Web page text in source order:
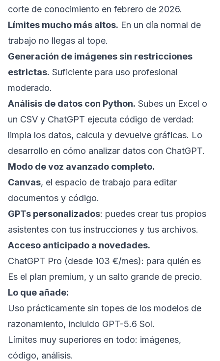
corte de conocimiento en febrero de 2026.
Límites mucho más altos. En un día normal de
trabajo no llegas al tope.
Generación de imágenes sin restricciones
estrictas. Suficiente para uso profesional
moderado.
Análisis de datos con Python. Subes un Excel o
un CSV y ChatGPT ejecuta código de verdad:
limpia los datos, calcula y devuelve gráficas. Lo
desarrollo en cómo analizar datos con ChatGPT.
Modo de voz avanzado completo.
Canvas, el espacio de trabajo para editar
documentos y código.
GPTs personalizados: puedes crear tus propios
asistentes con tus instrucciones y tus archivos.
Acceso anticipado a novedades.
ChatGPT Pro (desde 103 €/mes): para quién es
Es el plan premium, y un salto grande de precio.
Lo que añade:
Uso prácticamente sin topes de los modelos de
razonamiento, incluido GPT-5.6 Sol.
Límites muy superiores en todo: imágenes,
código, análisis.